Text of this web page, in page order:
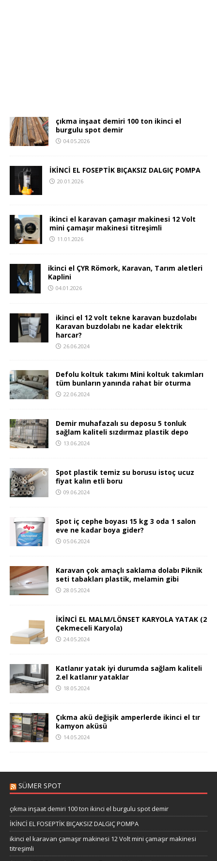
çıkma inşaat demiri 100 ton ikinci el
burgulu spot demir
04.05.2026
İKİNCİ EL FOSEPTİK BIÇAKSIZ DALGIÇ POMPA
20.01.2026
ikinci el karavan çamaşır makinesi 12 Volt
mini çamaşır makinesi titreşimli
11.01.2026
ikinci el ÇYR Römork, Karavan, Tarım aletleri
Kaplini
04.01.2026
ikinci el 12 volt tekne karavan buzdolabı
Karavan buzdolabı ne kadar elektrik
harcar?
26.06.2024
Defolu koltuk takımı Mini koltuk takımları
tüm bunların yanında rahat bir oturma
22.06.2024
Demir muhafazalı su deposu 5 tonluk
sağlam kaliteli sızdırmaz plastik depo
13.06.2024
Spot plastik temiz su borusu istoç ucuz
fiyat kalın etli boru
09.06.2024
Spot iç cephe boyası 15 kg 3 oda 1 salon
eve ne kadar boya gider?
05.06.2024
Karavan çok amaçlı saklama dolabı Piknik
seti tabakları plastik, melamin gibi
28.05.2024
İKİNCİ EL MALM/LÖNSET KARYOLA YATAK (2
Çekmeceli Karyola)
24.05.2024
Katlanır yatak iyi durumda sağlam kaliteli
2.el katlanır yataklar
18.05.2024
Çıkma akü değişik amperlerde ikinci el tır
kamyon aküsü
14.05.2024
SÜMER SPOT
çıkma inşaat demiri 100 ton ikinci el burgulu spot demir
İKİNCİ EL FOSEPTİK BIÇAKSIZ DALGIÇ POMPA
ikinci el karavan çamaşır makinesi 12 Volt mini çamaşır makinesi
titreşimli